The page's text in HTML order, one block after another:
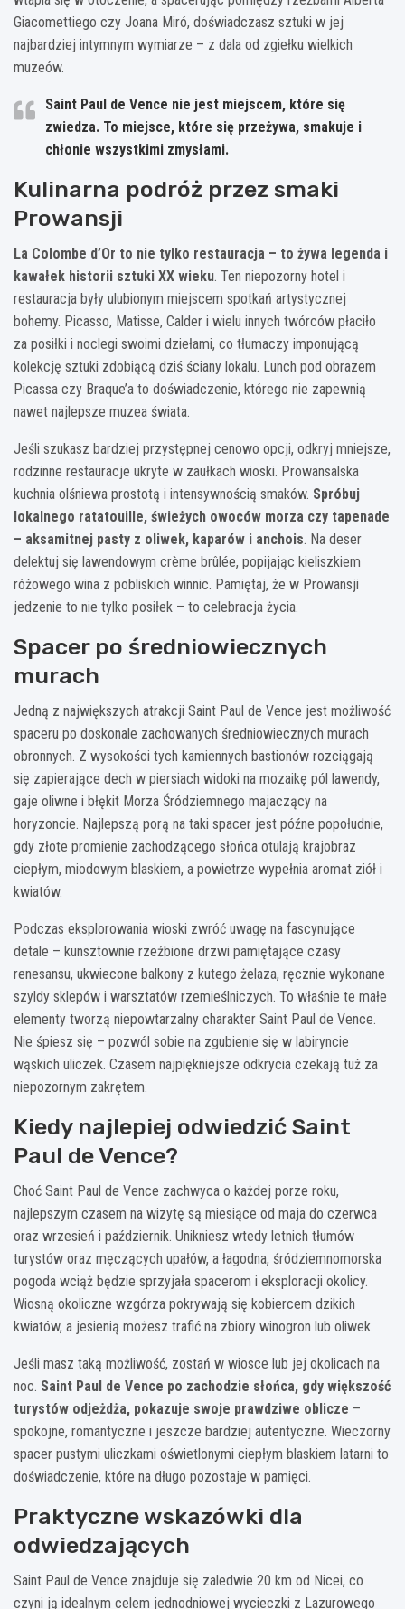
Giacomettiego czy Joana Miró, doświadczasz sztuki w jej
najbardziej intymnym wymiarze – z dala od zgiełku wielkich
muzeów.
Saint Paul de Vence nie jest miejscem, które się
zwiedza. To miejsce, które się przeżywa, smakuje i
chłonie wszystkimi zmysłami.
Kulinarna podróż przez smaki
Prowansji
La Colombe d’Or to nie tylko restauracja – to żywa legenda i
kawałek historii sztuki XX wieku. Ten niepozorny hotel i
restauracja były ulubionym miejscem spotkań artystycznej
bohemy. Picasso, Matisse, Calder i wielu innych twórców płaciło
za posiłki i noclegi swoimi dziełami, co tłumaczy imponującą
kolekcję sztuki zdobiącą dziś ściany lokalu. Lunch pod obrazem
Picassa czy Braque’a to doświadczenie, którego nie zapewnią
nawet najlepsze muzea świata.
Jeśli szukasz bardziej przystępnej cenowo opcji, odkryj mniejsze,
rodzinne restauracje ukryte w zaułkach wioski. Prowansalska
kuchnia olśniewa prostotą i intensywnością smaków. Spróbuj
lokalnego ratatouille, świeżych owoców morza czy tapenade
– aksamitnej pasty z oliwek, kaparów i anchois. Na deser
delektuj się lawendowym crème brûlée, popijając kieliszkiem
różowego wina z pobliskich winnic. Pamiętaj, że w Prowansji
jedzenie to nie tylko posiłek – to celebracja życia.
Spacer po średniowiecznych
murach
Jedną z największych atrakcji Saint Paul de Vence jest możliwość
spaceru po doskonale zachowanych średniowiecznych murach
obronnych. Z wysokości tych kamiennych bastionów rozciągają
się zapierające dech w piersiach widoki na mozaikę pól lawendy,
gaje oliwne i błękit Morza Śródziemnego majaczący na
horyzoncie. Najlepszą porą na taki spacer jest późne popołudnie,
gdy złote promienie zachodzącego słońca otulają krajobraz
ciepłym, miodowym blaskiem, a powietrze wypełnia aromat ziół i
kwiatów.
Podczas eksplorowania wioski zwróć uwagę na fascynujące
detale – kunsztownie rzeźbione drzwi pamiętające czasy
renesansu, ukwiecone balkony z kutego żelaza, ręcznie wykonane
szyldy sklepów i warsztatów rzemieślniczych. To właśnie te małe
elementy tworzą niepowtarzalny charakter Saint Paul de Vence.
Nie śpiesz się – pozwól sobie na zgubienie się w labiryncie
wąskich uliczek. Czasem najpiękniejsze odkrycia czekają tuż za
niepozornym zakrętem.
Kiedy najlepiej odwiedzić Saint
Paul de Vence?
Choć Saint Paul de Vence zachwyca o każdej porze roku,
najlepszym czasem na wizytę są miesiące od maja do czerwca
oraz wrzesień i październik. Unikniesz wtedy letnich tłumów
turystów oraz męczących upałów, a łagodna, śródziemnomorska
pogoda wciąż będzie sprzyjała spacerom i eksploracji okolicy.
Wiosną okoliczne wzgórza pokrywają się kobiercem dzikich
kwiatów, a jesienią możesz trafić na zbiory winogron lub oliwek.
Jeśli masz taką możliwość, zostań w wiosce lub jej okolicach na
noc. Saint Paul de Vence po zachodzie słońca, gdy większość
turystów odjeżdża, pokazuje swoje prawdziwe oblicze –
spokojne, romantyczne i jeszcze bardziej autentyczne. Wieczorny
spacer pustymi uliczkami oświetlonymi ciepłym blaskiem latarni to
doświadczenie, które na długo pozostaje w pamięci.
Praktyczne wskazówki dla
odwiedzających
Saint Paul de Vence znajduje się zaledwie 20 km od Nicei, co
czyni ją idealnym celem jednodniowej wycieczki z Lazurowego